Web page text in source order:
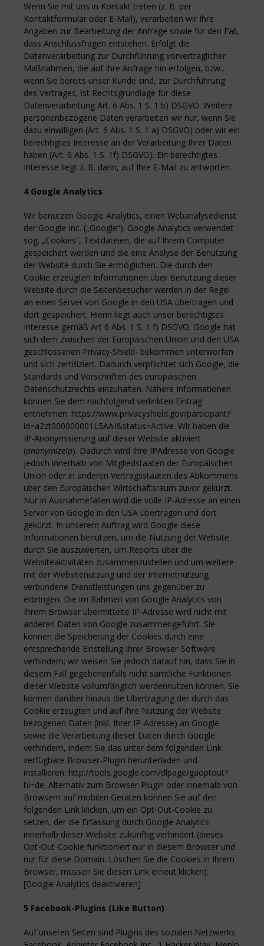
Wenn Sie mit uns in Kontakt treten (z. B. per
Kontaktformular oder E-Mail), verarbeiten wir Ihre
Angaben zur Bearbeitung der Anfrage sowie für den Fall,
dass Anschlussfragen entstehen. Erfolgt die
Datenverarbeitung zur Durchführung vorvertraglicher
Maßnahmen, die auf Ihre Anfrage hin erfolgen, bzw.,
wenn Sie bereits unser Kunde sind, zur Durchführung
des Vertrages, ist Rechtsgrundlage für diese
Datenverarbeitung Art. 6 Abs. 1 S. 1 b) DSGVO. Weitere
personenbezogene Daten verarbeiten wir nur, wenn Sie
dazu einwilligen (Art. 6 Abs. 1 S. 1 a) DSGVO) oder wir ein
berechtigtes Interesse an der Verarbeitung Ihrer Daten
haben (Art. 6 Abs. 1 S. 1f) DSGVO). Ein berechtigtes
Interesse liegt z. B. darin, auf Ihre E-Mail zu antworten.
4 Google Analytics
Wir benutzen Google Analytics, einen Webanalysedienst
der Google Inc. („Google“). Google Analytics verwendet
sog. „Cookies“, Textdateien, die auf Ihrem Computer
gespeichert werden und die eine Analyse der Benutzung
der Website durch Sie ermöglichen. Die durch den
Cookie erzeugten Informationen über Benutzung dieser
Website durch die Seitenbesucher werden in der Regel
an einen Server von Google in den USA übertragen und
dort gespeichert. Hierin liegt auch unser berechtigtes
Interesse gemäß Art 6 Abs. 1 S. 1 f) DSGVO. Google hat
sich dem zwischen der Europäischen Union und den USA
geschlossenen Privacy-Shield- bekommen unterworfen
und sich zertifiziert. Dadurch verpflichtet sich Google, die
Standards und Vorschriften des europäischen
Datenschutzrechts einzuhalten. Nähere Informationen
können Sie dem nachfolgend verlinkten Eintrag
entnehmen: https://www.privacyshield.gov/participant?
id=a2zt000000001L5AAI&status=Active. Wir haben die
IP-Anonymisierung auf dieser Website aktiviert
(anonymizeIp). Dadurch wird Ihre IPAdresse von Google
jedoch innerhalb von Mitgliedstaaten der Europäischen
Union oder in anderen Vertragsstaaten des Abkommens
über den Europäischen Wirtschaftsraum zuvor gekürzt.
Nur in Ausnahmefällen wird die volle IP-Adresse an einen
Server von Google in den USA übertragen und dort
gekürzt. In unserem Auftrag wird Google diese
Informationen benutzen, um die Nutzung der Website
durch Sie auszuwerten, um Reports über die
Websiteaktivitäten zusammenzustellen und um weitere
mit der Websitenutzung und der Internetnutzung
verbundene Dienstleistungen uns gegenüber zu
erbringen. Die im Rahmen von Google Analytics von
Ihrem Browser übermittelte IP-Adresse wird nicht mit
anderen Daten von Google zusammengeführt. Sie
können die Speicherung der Cookies durch eine
entsprechende Einstellung Ihrer Browser-Software
verhindern; wir weisen Sie jedoch darauf hin, dass Sie in
diesem Fall gegebenenfalls nicht sämtliche Funktionen
dieser Website vollumfänglich werdennutzen können. Sie
können darüber hinaus die Übertragung der durch das
Cookie erzeugten und auf Ihre Nutzung der Website
bezogenen Daten (inkl. Ihrer IP-Adresse) an Google
sowie die Verarbeitung dieser Daten durch Google
verhindern, indem Sie das unter dem folgenden Link
verfügbare Browser-Plugin herunterladen und
installieren: http://tools.google.com/dlpage/gaoptout?
hl=de. Alternativ zum Browser-Plugin oder innerhalb von
Browsern auf mobilen Geräten können Sie auf den
folgenden Link klicken, um ein Opt-Out-Cookie zu
setzen, der die Erfassung durch Google Analytics
innerhalb dieser Website zukünftig verhindert (dieses
Opt-Out-Cookie funktioniert nur in diesem Browser und
nur für diese Domain. Löschen Sie die Cookies in Ihrem
Browser, müssen Sie diesen Link erneut klicken):
[Google Analytics deaktivieren]
5 Facebook-Plugins (Like Button)
Auf unseren Seiten sind Plugins des sozialen Netzwerks